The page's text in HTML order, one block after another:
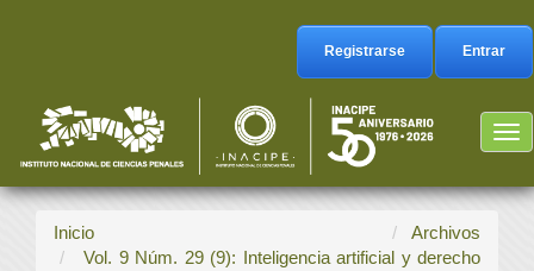
Barra
lateral
Registrarse Entrar
Inicio
Archivos
Vol. 9 Núm. 29 (9): Inteligencia artificial y derecho